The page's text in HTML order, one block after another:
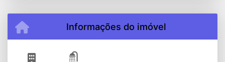
Informações do imóvel